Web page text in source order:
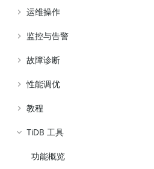
运维操作
监控与告警
故障诊断
性能调优
教程
TiDB 工具
功能概览